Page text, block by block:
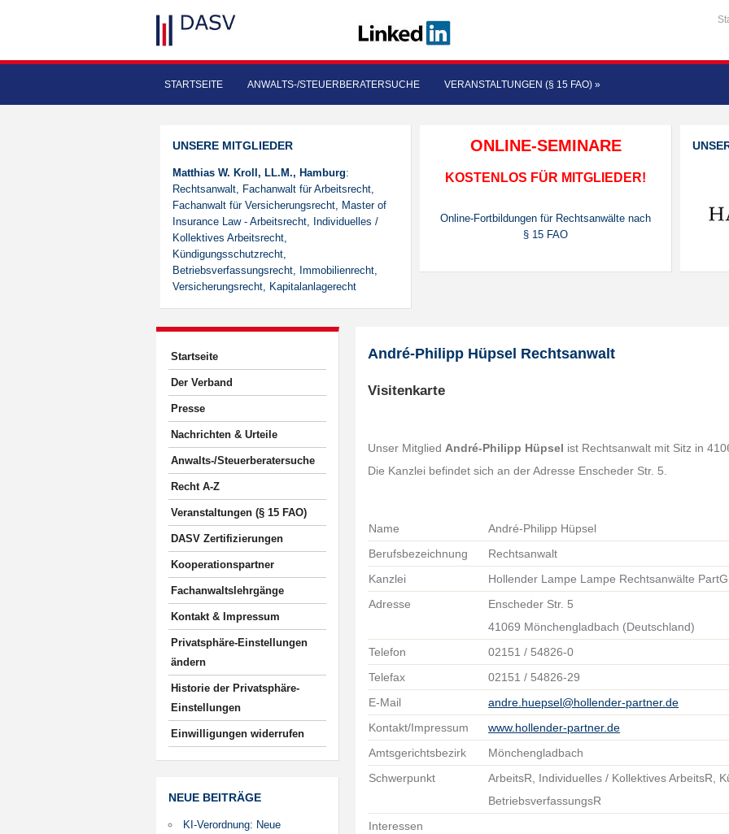
STARTSEITE ANWALTS-/STEUERBERATERSUCHE VERANSTALTUNGEN (§ 15 FAO) »
UNSERE MITGLIEDER
Matthias W. Kroll, LL.M., Hamburg:
Rechtsanwalt, Fachanwalt für Arbeitsrecht,
Fachanwalt für Versicherungsrecht, Master of
Insurance Law - Arbeitsrecht, Individuelles /
Kollektives Arbeitsrecht,
Kündigungsschutzrecht,
Betriebsverfassungsrecht, Immobilienrecht,
Versicherungsrecht, Kapitalanlagerecht
ONLINE-SEMINARE
KOSTENLOS FÜR MITGLIEDER!
Online-Fortbildungen für Rechtsanwälte nach
§ 15 FAO
Startseite
Der Verband
Presse
Nachrichten & Urteile
Anwalts-/Steuerberatersuche
Recht A-Z
Veranstaltungen (§ 15 FAO)
DASV Zertifizierungen
Kooperationspartner
Fachanwaltslehrgänge
Kontakt & Impressum
Privatsphäre-Einstellungen
ändern
Historie der Privatsphäre-
Einstellungen
Einwilligungen widerrufen
NEUE BEITRÄGE
KI-Verordnung: Neue
André-Philipp Hüpsel Rechtsanwalt
Visitenkarte
Unser Mitglied André-Philipp Hüpsel ist Rechtsanwalt mit Sitz in
Die Kanzlei befindet sich an der Adresse Enscheder Str. 5.
Name
André-Philipp Hüpsel
Berufsbezeichnung
Rechtsanwalt
Kanzlei
Hollender Lampe Lampe Rechtsanwälte
Adresse
Enscheder Str. 5
41069 Mönchengladbach (Deutschland)
Telefon
02151 / 54826-0
Telefax
02151 / 54826-29
E-Mail
andre.huepsel@hollender-partner.de
Kontakt/Impressum
www.hollender-partner.de
Amtsgerichtsbezirk
Mönchengladbach
Schwerpunkt
ArbeitsR, Individuelles / Kollektives ArbeitsR,
BetriebsverfassungsR
Interessen